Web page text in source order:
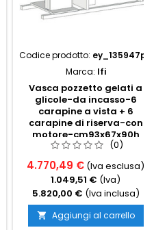
Codice prodotto: ey_135947p0
Marca: Ifi
Vasca pozzetto gelati a
glicole-da incasso-6
carapine a vista + 6
carapine di riserva-con
motore-cm93x67x90h
(0)
4.770,49 € (Iva esclusa)
1.049,51 € (Iva)
5.820,00 € (Iva inclusa)
 Aggiungi al carrello